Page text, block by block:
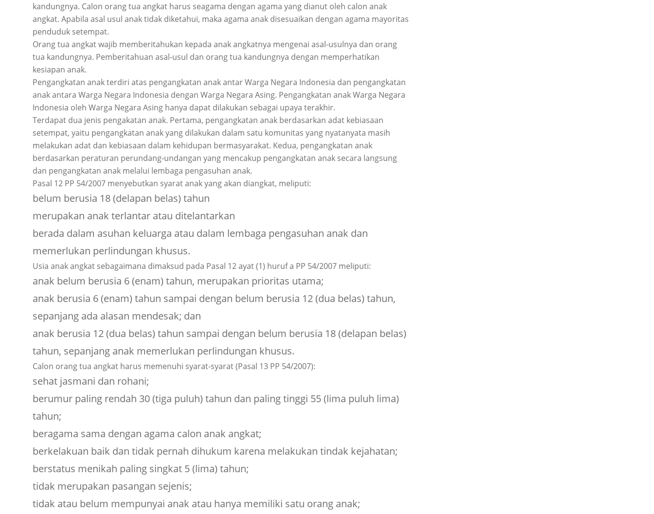
kandungnya. Calon orang tua angkat harus seagama dengan agama yang dianut oleh calon anak
angkat. Apabila asal usul anak tidak diketahui, maka agama anak disesuaikan dengan agama mayoritas
penduduk setempat.
Orang tua angkat wajib memberitahukan kepada anak angkatnya mengenai asal-usulnya dan orang
tua kandungnya. Pemberitahuan asal-usul dan orang tua kandungnya dengan memperhatikan
kesiapan anak.
Pengangkatan anak terdiri atas pengangkatan anak antar Warga Negara Indonesia dan pengangkatan
anak antara Warga Negara Indonesia dengan Warga Negara Asing. Pengangkatan anak Warga Negara
Indonesia oleh Warga Negara Asing hanya dapat dilakukan sebagai upaya terakhir.
Terdapat dua jenis pengakatan anak. Pertama, pengangkatan anak berdasarkan adat kebiasaan
setempat, yaitu pengangkatan anak yang dilakukan dalam satu komunitas yang nyatanyata masih
melakukan adat dan kebiasaan dalam kehidupan bermasyarakat. Kedua, pengangkatan anak
berdasarkan peraturan perundang-undangan yang mencakup pengangkatan anak secara langsung
dan pengangkatan anak melalui lembaga pengasuhan anak.
Pasal 12 PP 54/2007 menyebutkan syarat anak yang akan diangkat, meliputi:
belum berusia 18 (delapan belas) tahun
merupakan anak terlantar atau ditelantarkan
berada dalam asuhan keluarga atau dalam lembaga pengasuhan anak dan
memerlukan perlindungan khusus.
Usia anak angkat sebagaimana dimaksud pada Pasal 12 ayat (1) huruf a PP 54/2007 meliputi:
anak belum berusia 6 (enam) tahun, merupakan prioritas utama;
anak berusia 6 (enam) tahun sampai dengan belum berusia 12 (dua belas) tahun,
sepanjang ada alasan mendesak; dan
anak berusia 12 (dua belas) tahun sampai dengan belum berusia 18 (delapan belas)
tahun, sepanjang anak memerlukan perlindungan khusus.
Calon orang tua angkat harus memenuhi syarat-syarat (Pasal 13 PP 54/2007):
sehat jasmani dan rohani;
berumur paling rendah 30 (tiga puluh) tahun dan paling tinggi 55 (lima puluh lima)
tahun;
beragama sama dengan agama calon anak angkat;
berkelakuan baik dan tidak pernah dihukum karena melakukan tindak kejahatan;
berstatus menikah paling singkat 5 (lima) tahun;
tidak merupakan pasangan sejenis;
tidak atau belum mempunyai anak atau hanya memiliki satu orang anak;